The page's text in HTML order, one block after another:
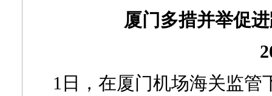
厦门多措并举促
1日，在厦门机场海关监管